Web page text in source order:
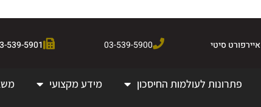
03-539-5900
539-5901
פתרונות לעולמות החיסכון מידע מקצועי